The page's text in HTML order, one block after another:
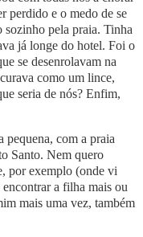
perdido e o medo de se
sozinho pela praia. Tinha
já longe do hotel. Foi o
se desenrolavam na
como um lince,
seria de nós? Enfim,
pequena, com a praia
Santo. Nem quero
por exemplo (onde vi
encontrar a filha mais ou
mais uma vez, também